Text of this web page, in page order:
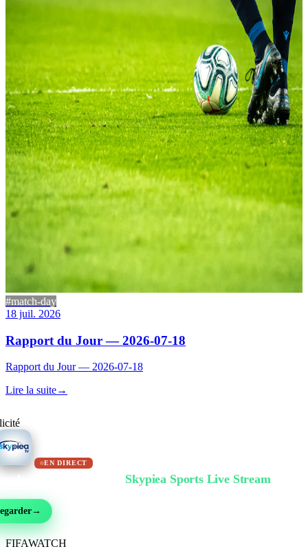
#match-day
18 juil. 2026
Rapport du Jour — 2026-07-18
Rapport du Jour — 2026-07-18
Lire la suite→
EN DIRECT
Skypiea Sports Live Stream
→
FIFAWATCH